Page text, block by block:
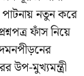
পাটনায় নতুন করে
ফাঁস নিয়ে
উপ-মুখ্যমন্ত্রী